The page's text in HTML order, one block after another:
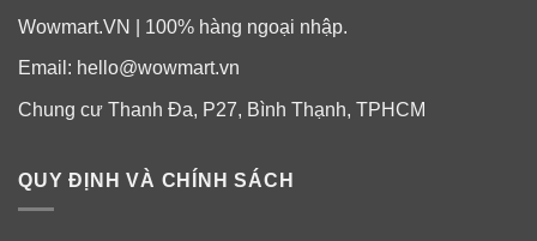
Wowmart.VN | 100% hàng ngoại nhập.
Email: hello@wowmart.vn
Chung cư Thanh Đa, P27, Bình Thạnh, TPHCM
QUY ĐỊNH VÀ CHÍNH SÁCH